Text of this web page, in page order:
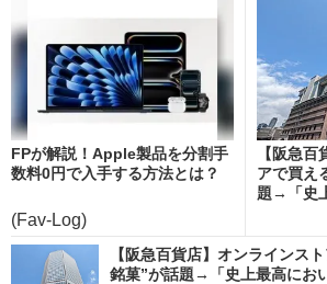
FPが解説！Apple製品を分割手
数料0円で入手する方法とは？
(Fav-Log)
【阪急
アで買え
題→「史
【阪急百貨店】オンラインス
銘菓”が話題→「史上最高にお